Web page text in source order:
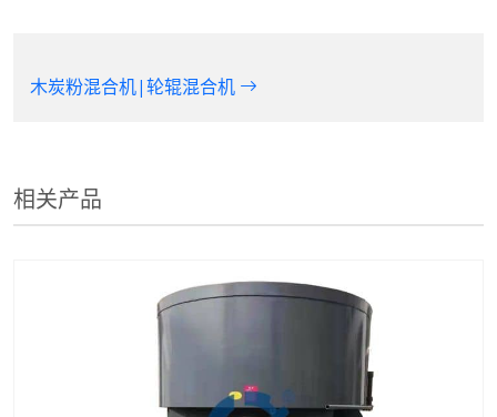
木炭粉混合机|轮辊混合机
相关产品